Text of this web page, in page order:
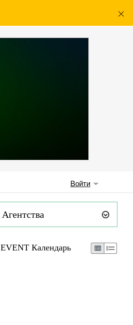
Войти
Агентства
EVENT Календарь